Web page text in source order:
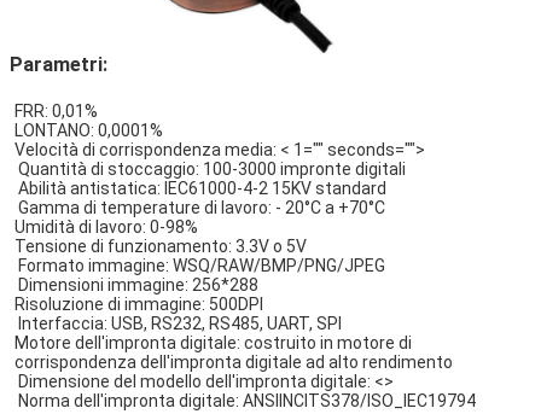
Parametri:
FRR: 0,01%
LONTANO: 0,0001%
Velocità di corrispondenza media: < 1="" seconds="">
Quantità di stoccaggio: 100-3000 impronte digitali
Abilità antistatica: IEC61000-4-2 15KV standard
Gamma di temperature di lavoro: - 20°C a +70°C
Umidità di lavoro: 0-98%
Tensione di funzionamento: 3.3V o 5V
Formato immagine: WSQ/RAW/BMP/PNG/JPEG
Dimensioni immagine: 256*288
Risoluzione di immagine: 500DPI
Interfaccia: USB, RS232, RS485, UART, SPI
Motore dell'impronta digitale: costruito in motore di
corrispondenza dell'impronta digitale ad alto rendimento
Dimensione del modello dell'impronta digitale: <>
Norma dell'impronta digitale: ANSIINCITS378/ISO_IEC19794